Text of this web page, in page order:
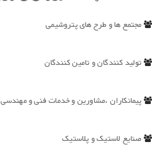
مجتمع ها و طرح های پتروشیمی
تولید کنندگان و تامین کنندگان
پیمانکاران ،مشاورین و خدمات فنی و مهندسی
صنایع لاستیک و پلاستیک